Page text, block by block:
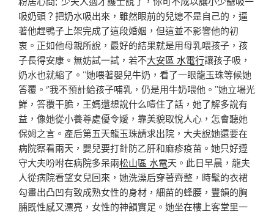
吸奶頭？把奶水吸出來，雖然眼前的兒媳不是自己的，逼
著他趕鴨子上架完成了這段婚姻，但這並不影響他的初
衷。正如他母親所說，最好的結果就是用母乳喂孩子，孩
子長得安康。無妨試一試，若不大安區 水電行讓孩子吸，
奶水也就縮了。’’她喂著嬰兒牛奶，看了一眼龍玉珠等候她
答覆。‘’我不預計給孩子哺乳，仍是用牛奶喂他。’’她立場光
鮮，答覆干脆，王媽還想說什么噎住了話，她了解多說有
益，像她從小養尊處優令嬡，靠美貌取悅人心，怎會聽她
保姆之言。產后第五天龍玉珠請求出院，大夫說她還要在
病院察看兩天，嬰兒要打針防乙肝和麻疹疫苗。她只好遵
守大夫吩咐在病院多呆兩松山區 水電天。此日早晨，龍夫
人從病院看望女兒回來，她洗澡后穿著齊整，時髦的衣裙
勾畫出凸凹有致成熟女性的身材，細苗的蜂腰，豐韻的胸
脯既性感又漂亮，女性的神韻實足。她坐在樓上客堂里一